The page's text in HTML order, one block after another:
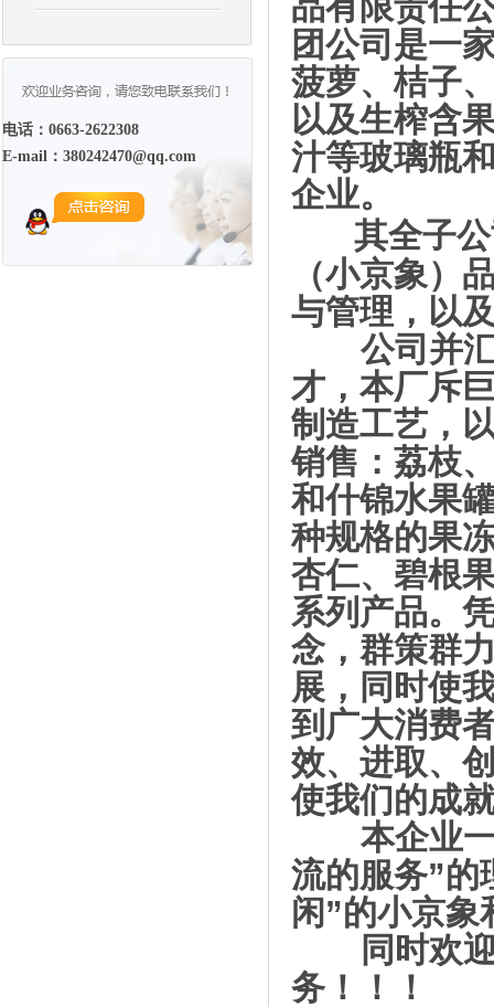
电话：0663-2622308
E-mail：380242470@qq.com
品有限责任
团公司是一
菠萝、桔子
以及生榨含
汁等玻璃瓶
企业。
其全子
（小京象）
与管理，以
公司并
才，本厂斥
制造工艺，
销售：荔枝
和什锦水果
种规格的果
杏仁、碧根
系列产品。
念，群策群
展，同时使
到广大消费
效、进取、
使我们的成
本企业一
流的服务”的
闲”的小京
同时欢迎
务！！！